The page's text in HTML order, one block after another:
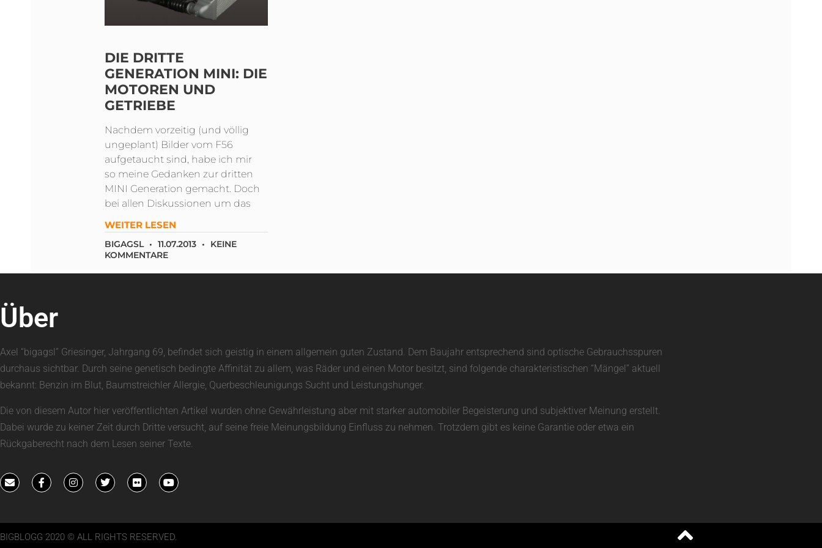
DIE DRITTE
GENERATION MINI: DIE
MOTOREN UND
GETRIEBE
Nachdem vorzeitig (und völlig
ungeplant) Bilder vom F56
aufgetaucht sind, habe ich mir
so meine Gedanken zur dritten
MINI Generation gemacht. Doch
bei allen Diskussionen um das
WEITER LESEN
BIGAGSL 11.07.2013
KEINE
KOMMENTARE
Über
Axel “bigagsl” Griesinger, Jahrgang 69, befindet sich geistig in einem allgemein guten Zustand. Dem Baujahr entsprechend sind optische Gebrauchsspuren
durchaus sichtbar. Durch seine genetisch bedingte Affinität zu allem, was Räder und einen Motor besitzt, sind folgende charakteristischen “Mängel” aktuell
bekannt: Benzin im Blut, Baumstreichler Allergie, Querbeschleunigungs Sucht und Leistungshunger.
Die von diesem Autor hier veröffentlichten Artikel wurden ohne Gewährleistung aber mit starker automobiler Begeisterung und subjektiver Meinung erstellt.
Dabei wurde zu keiner Zeit durch Dritte versucht, auf seine freie Meinungsbildung Einfluss zu nehmen. Trotzdem gibt es keine Garantie oder etwa ein
Rückgaberecht nach dem Lesen seiner Texte.
BIGBLOGG 2020 © ALL RIGHTS RESERVED.